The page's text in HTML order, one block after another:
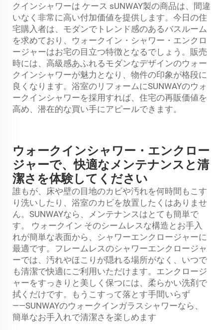
クインシャワーは ケース sUNWAY製の商品は、間違
いなく非常に高い付加価値を提供します。今日の住
宅購入者は、モダンでトレンド感のあるバスルーム
を求めており、ウォークイン・シャワー・エンクロ
ージャーはお宅の目立つ特徴となるでしょう。販売
時には、高級感あふれるモダンなデザインのウォー
クインシャワーが魅力となり、物件の印象が格段に
良くなります。浴室のリフォームにSUNWAYのウォ
ークインシャワーを採用すれば、住宅の再販価値を
高め、潜在的な買い手にアピールできます。
ウォークインシャワー・エンクロー
ジャーで、快適なメンテナンスと清
潔さを体験してください
誰もが、床や壁の目地のカビや汚れを何時間もこす
り洗いしたり、浴室のカビを放置したくはありませ
ん。SUNWAYなら、メンテナンスはとても簡単で
す。 ウォークイン そのシームレスな構造とお手入
れが簡単な表面から、シャワーエンクロージャーに
最適です。フレームレスのシャワーエンクロージャ
ーでは、汚れやほこりが隠れる場所がなく、いつで
も清潔で快適にご利用いただけます。エンクロージ
ャーをすっきりと美しく保つには、柔らかい洗剤で
拭くだけです。もうこすって落とす手間いらず
――SUNWAYのウォークインガラスシャワーなら、
簡単なお手入れで清潔さを楽しめます